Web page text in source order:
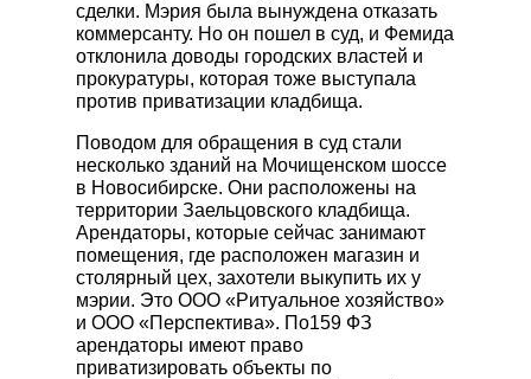
Гробы
Памятники
Венки
Швейная продукция
Другие ритуальные принадлежности
Металлоизделия
сделки. Мэрия была вынуждена отказать
коммерсанту. Но он пошел в суд, и Фемида
отклонила доводы городских властей и
прокуратуры, которая тоже выступала
против приватизации кладбища.
Поводом для обращения в суд стали
несколько зданий на Мочищенском шоссе
в Новосибирске. Они расположены на
территории Заельцовского кладбища.
Арендаторы, которые сейчас занимают
помещения, где расположен магазин и
столярный цех, захотели выкупить их у
мэрии. Это ООО «Ритуальное хозяйство»
и ООО «Перспектива». По159 ФЗ
арендаторы имеют право
приватизировать объекты по